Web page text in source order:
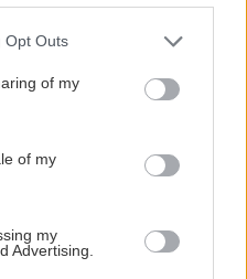
Opt Outs
of my
of my
my
Advertising.
10:35
Ανάβουν
για τη νέα σχολική
μισή Ευρώπη